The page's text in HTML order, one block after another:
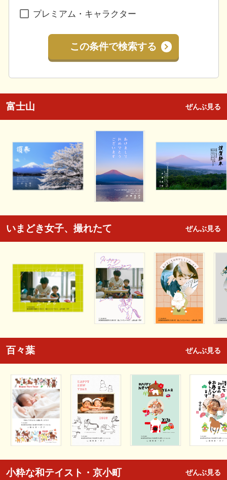
プレミアム・キャラクター
この条件で検索する
富士山 ぜんぶ見る
いまどき女子、撮れたて ぜんぶ見る
百々葉 ぜんぶ見る
小粋な和テイスト・京小町 ぜんぶ見る